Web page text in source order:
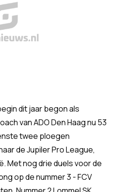
dit jaar begon als
van ADO Den Haag nu 53
twee ploegen
de Jupiler Pro League,
Met nog drie duels voor de
op de nummer 3 - FCV